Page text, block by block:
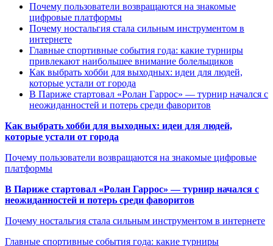
Почему пользователи возвращаются на знакомые
цифровые платформы
Почему ностальгия стала сильным инструментом в
интернете
Главные спортивные события года: какие турниры
привлекают наибольшее внимание болельщиков
Как выбрать хобби для выходных: идеи для людей,
которые устали от города
В Париже стартовал «Ролан Гаррос» — турнир начался с
неожиданностей и потерь среди фаворитов
Как выбрать хобби для выходных: идеи для людей,
которые устали от города
Почему пользователи возвращаются на знакомые цифровые
платформы
В Париже стартовал «Ролан Гаррос» — турнир начался с
неожиданностей и потерь среди фаворитов
Почему ностальгия стала сильным инструментом в интернете
Главные спортивные события года: какие турниры